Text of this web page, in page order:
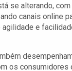
se alterando,
canais online
e
os consumidores